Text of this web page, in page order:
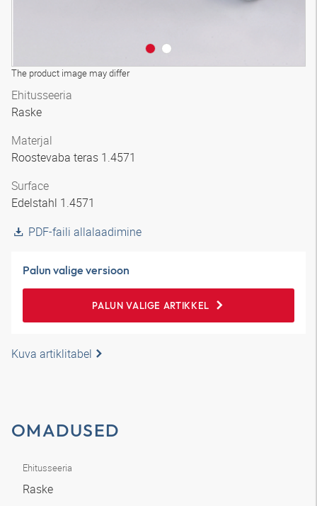
The product image may differ
Ehitusseeria
Raske
Materjal
Roostevaba teras 1.4571
Surface
Edelstahl 1.4571
PDF-faili allalaadimine
Palun valige versioon
PALUN VALIGE ARTIKKEL
Kuva artiklitabel
OMADUSED
Ehitusseeria
Raske